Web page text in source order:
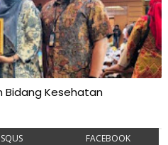
Bidang Kesehatan
FACEBOOK